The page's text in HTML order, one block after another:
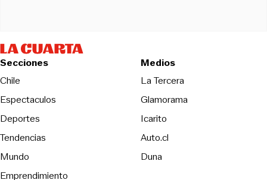
Secciones
Chile
Espectaculos
Deportes
Tendencias
Mundo
Emprendimiento
Medios
La TerceraOpens in new
Glamorama
Icarito
Auto.cl
DunaOpens in new window